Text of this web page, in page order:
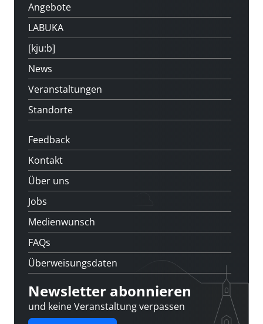
Angebote
LABUKA
[kju:b]
News
Veranstaltungen
Standorte
Feedback
Kontakt
Über uns
Jobs
Medienwunsch
FAQs
Überweisungsdaten
Newsletter abonnieren
und keine Veranstaltung verpassen